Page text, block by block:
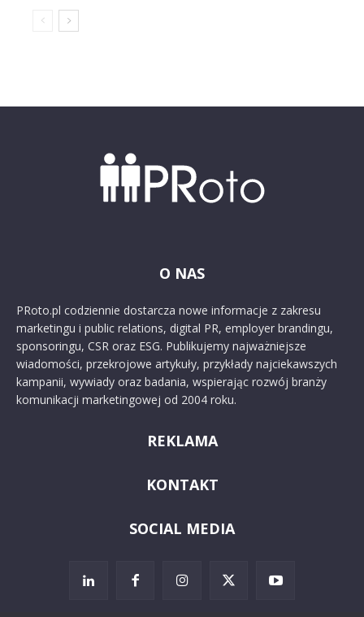
O NAS
PRoto.pl codziennie dostarcza nowe informacje z zakresu
marketingu i public relations, digital PR, employer brandingu,
sponsoringu, CSR oraz ESG. Publikujemy najważniejsze
wiadomości, przekrojowe artykuły, przykłady najciekawszych
kampanii, wywiady oraz badania, wspierając rozwój branży
komunikacji marketingowej od 2004 roku.
REKLAMA
KONTAKT
SOCIAL MEDIA